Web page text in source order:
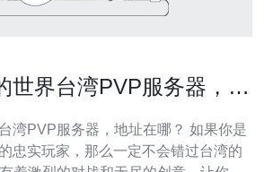
世界台湾PVP服务器，地
服务器，地址在哪？ 如果你是
忠实玩家，那么一定不会错过台湾的